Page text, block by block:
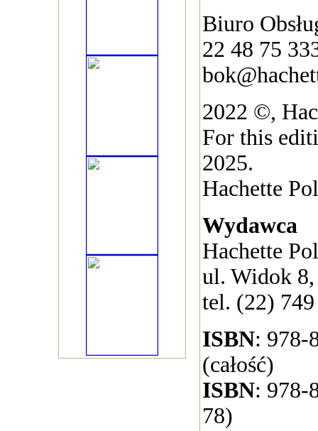
Biuro
22 48 75
2022 ©,
For this
2025.
Hachette
Wydawca
Hachette
ul. Widok 8,
tel. (22)
ISBN: 978-
(całość)
ISBN: 978-
78)